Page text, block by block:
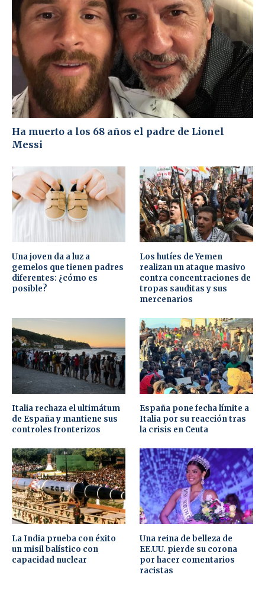
Ha muerto a los 68 años el padre de Lionel
Messi
Una joven da a luz a
gemelos que tienen padres
diferentes: ¿cómo es
posible?
Los hutíes de Yemen
realizan un ataque masivo
contra concentraciones de
tropas sauditas y sus
mercenarios
Italia rechaza el ultimátum
de España y mantiene sus
controles fronterizos
España pone fecha límite a
Italia por su reacción tras
la crisis en Ceuta
La India prueba con éxito
un misil balístico con
capacidad nuclear
Una reina de belleza de
EE.UU. pierde su corona
por hacer comentarios
racistas